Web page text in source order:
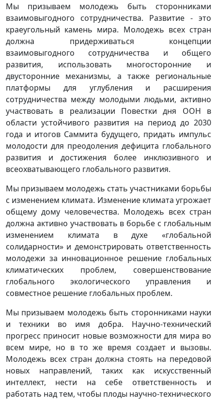
Мы призываем молодежь быть сторонниками
взаимовыгодного сотрудничества. Развитие - это
краеугольный камень мира. Молодежь всех стран
должна придерживаться концепции
взаимовыгодного сотрудничества и общего
развития, использовать многосторонние и
двусторонние механизмы, а также региональные
платформы для углубления и расширения
сотрудничества между молодыми людьми, активно
участвовать в реализации Повестки дня ООН в
области устойчивого развития на период до 2030
года и итогов Саммита будущего, придать импульс
молодости для преодоления дефицита глобального
развития и достижения более инклюзивного и
всеохватывающего глобального развития.
Мы призываем молодежь стать участниками борьбы
с изменением климата. Изменение климата угрожает
общему дому человечества. Молодежь всех стран
должна активно участвовать в борьбе с глобальным
изменением климата в духе «глобальной
солидарности» и демонстрировать ответственность
молодежи за инновационное решение глобальных
климатических проблем, совершенствование
глобального экологического управления и
совместное решение глобальных проблем.
Мы призываем молодежь быть сторонниками науки
и техники во имя добра. Научно-технический
прогресс приносит новые возможности для мира во
всем мире, но в то же время создает и вызовы.
Молодежь всех стран должна стоять на передовой
новых направлений, таких как искусственный
интеллект, нести на себе ответственность и
работать над тем, чтобы плоды научно-технического